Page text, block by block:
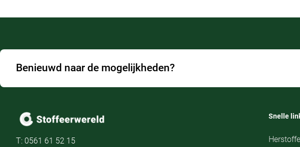
Benieuwd naar de mogelijkheden?
T: 0561 61 52 15
Snelle